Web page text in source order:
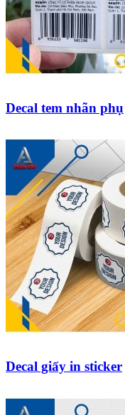
Decal tem nhãn phụ
Decal giấy in sticker